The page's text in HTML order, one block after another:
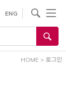
ENG
HOME > 로그인